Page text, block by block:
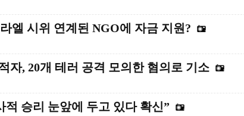
엘 시위 연계된 NGO에 자금 지원?
자, 20개 테러 공격 모의한 혐의로 기소
적 승리 눈앞에 두고 있다 확신”